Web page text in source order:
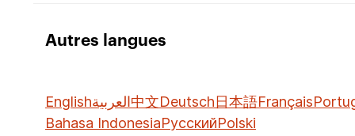
Autres langues
Englishالعربية中文Deutsch日本語Français
Bahasa IndonesiaРусскийPolski